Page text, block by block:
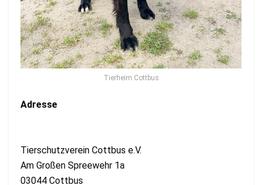
Tierheim Cottbus
Adresse
Tierschutzverein Cottbus e.V.
Am Großen Spreewehr 1a
03044 Cottbus